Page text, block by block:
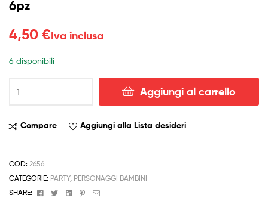
6pz
4,50 €Iva inclusa
6 disponibili
Kitty
Party
quantità
Aggiungi al carrello
Compare Aggiungi alla Lista desideri
COD: 2656
CATEGORIE: PARTY, PERSONAGGI BAMBINI
SHARE:
FacebookTwitterLinkedinPinterest
Email